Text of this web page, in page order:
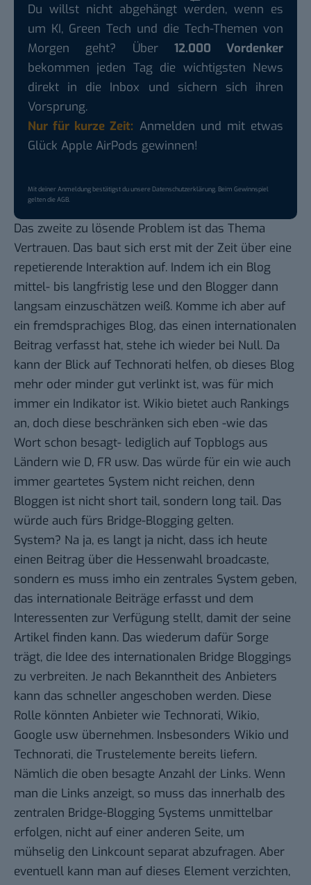
Du willst nicht abgehängt werden, wenn es
um KI, Green Tech und die Tech-Themen von
Morgen geht? Über 12.000 Vordenker
bekommen jeden Tag die wichtigsten News
direkt in die Inbox und sichern sich ihren
Vorsprung.
Nur für kurze Zeit: Anmelden und mit etwas
Glück Apple AirPods gewinnen!
Mit deiner Anmeldung bestätigst du unsereDatenschutzerklärung. Beim Gewinnspiel
gelten dieAGB.
Das zweite zu lösende Problem ist das Thema
Vertrauen. Das baut sich erst mit der Zeit über eine
repetierende Interaktion auf. Indem ich ein Blog
mittel- bis langfristig lese und den Blogger dann
langsam einzuschätzen weiß. Komme ich aber auf
ein fremdsprachiges Blog, das einen internationalen
Beitrag verfasst hat, stehe ich wieder bei Null. Da
kann der Blick auf Technorati helfen, ob dieses Blog
mehr oder minder gut verlinkt ist, was für mich
immer ein Indikator ist. Wikio bietet auch Rankings
an, doch diese beschränken sich eben -wie das
Wort schon besagt- lediglich auf Topblogs aus
Ländern wie D, FR usw. Das würde für ein wie auch
immer geartetes System nicht reichen, denn
Bloggen ist nicht short tail, sondern long tail. Das
würde auch fürs Bridge-Blogging gelten.
System? Na ja, es langt ja nicht, dass ich heute
einen Beitrag über die Hessenwahl broadcaste,
sondern es muss imho ein zentrales System geben,
das internationale Beiträge erfasst und dem
Interessenten zur Verfügung stellt, damit der seine
Artikel finden kann. Das wiederum dafür Sorge
trägt, die Idee des internationalen Bridge Bloggings
zu verbreiten. Je nach Bekanntheit des Anbieters
kann das schneller angeschoben werden. Diese
Rolle könnten Anbieter wie Technorati, Wikio,
Google usw übernehmen. Insbesonders Wikio und
Technorati, die Trustelemente bereits liefern.
Nämlich die oben besagte Anzahl der Links. Wenn
man die Links anzeigt, so muss das innerhalb des
zentralen Bridge-Blogging Systems unmittelbar
erfolgen, nicht auf einer anderen Seite, um
mühselig den Linkcount separat abzufragen. Aber
eventuell kann man auf dieses Element verzichten,